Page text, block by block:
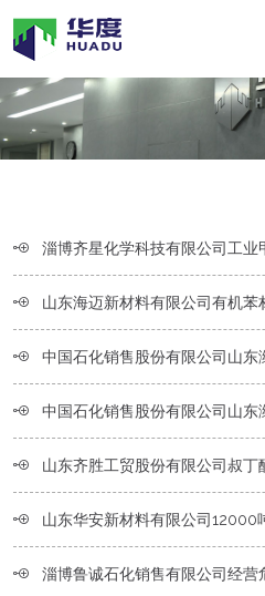
淄博齐星化学科技有限公司工业甲
山东海迈新材料有限公司有机苯材料及
中国石化销售股份有限公司山东潍坊寿光第
中国石化销售股份有限公司山东潍坊寿光第
山东齐胜工贸股份有限公司叔
山东华安新材料有限公司12000吨/年新型氟碳
淄博鲁诚石化销售有限公司经营